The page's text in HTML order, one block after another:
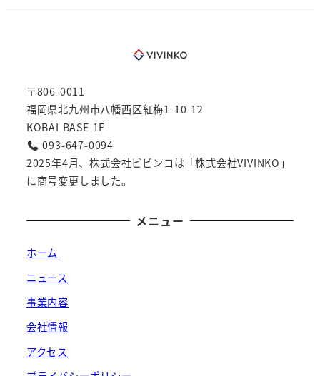
〒806-0011
福岡県北九州市八幡西区紅梅1-10-12
KOBAI BASE 1F
093-647-0094
2025年4月、株式会社ビビンコは「株式会社VIVINKO」
に商号変更しました。
メニュー
ホーム
ニュース
事業内容
会社情報
アクセス